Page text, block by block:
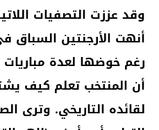
وقد عززت التصفيات
أنهت الأرجنتين السباق
رغم خوضها لعدة
أن المنتخب تعلم كيف
لقائده التاريخي. وترى